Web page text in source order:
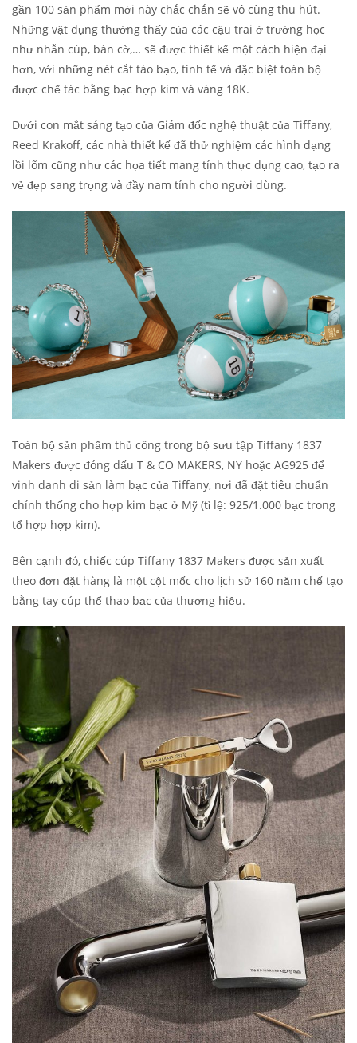
gần 100 sản phẩm mới này chắc chắn sẽ vô cùng thu hút.
Những vật dụng thường thấy của các cậu trai ở trường học
như nhẫn cúp, bàn cờ,… sẽ được thiết kế một cách hiện đại
hơn, với những nét cắt táo bạo, tinh tế và đặc biệt toàn bộ
được chế tác bằng bạc hợp kim và vàng 18K.
Dưới con mắt sáng tạo của Giám đốc nghệ thuật của Tiffany,
Reed Krakoff, các nhà thiết kế đã thử nghiệm các hình dạng
lồi lõm cũng như các họa tiết mang tính thực dụng cao, tạo ra
vẻ đẹp sang trọng và đầy nam tính cho người dùng.
Toàn bộ sản phẩm thủ công trong bộ sưu tập Tiffany 1837
Makers được đóng dấu T & CO MAKERS, NY hoặc AG925 để
vinh danh di sản làm bạc của Tiffany, nơi đã đặt tiêu chuẩn
chính thống cho hợp kim bạc ở Mỹ (tỉ lệ: 925/1.000 bạc trong
tổ hợp hợp kim).
Bên cạnh đó, chiếc cúp Tiffany 1837 Makers được sản xuất
theo đơn đặt hàng là một cột mốc cho lịch sử 160 năm chế tạo
bằng tay cúp thể thao bạc của thương hiệu.